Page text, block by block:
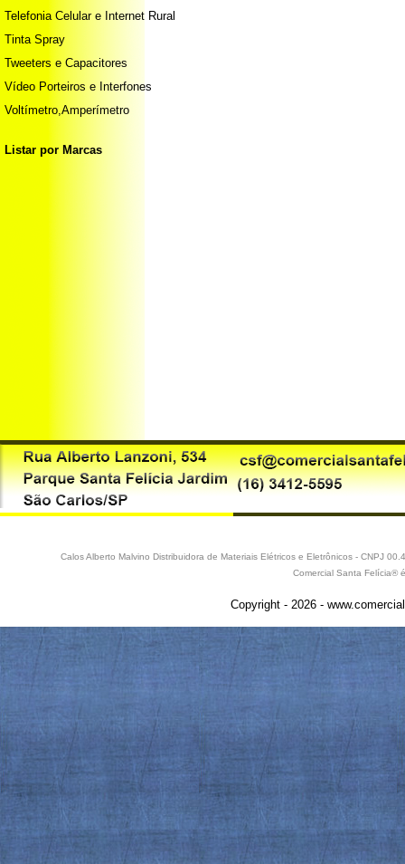
Telefonia Celular e Internet Rural
Tinta Spray
Tweeters e Capacitores
Vídeo Porteiros e Interfones
Voltímetro,Amperímetro
Listar por Marcas
Calos Alberto Malvino Distribuidora de Materiais Elétricos e Eletrônicos - CNPJ
Comercial Santa Felícia®
Copyright - 2026 -